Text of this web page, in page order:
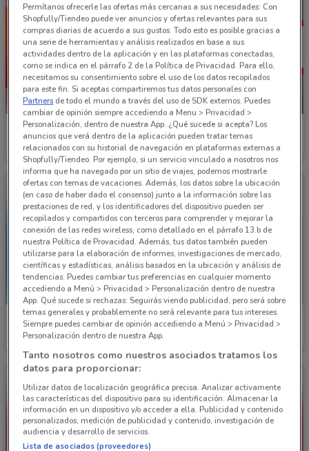
Pirma
Caduca el 30/09 8.5 km
NUEVO
Dportenis
Caduca el 23/08 9.2 km
Decathlon Lacoste
Permítanos ofrecerle las ofertas más cercanas a sus necesidades: Con
Shopfully/Tiendeo puede ver anuncios y ofertas relevantes para sus
compras diarias de acuerdo a sus gustos. Todo esto es posible gracias a
una serie de herramientas y análisis realizados en base a sus
actividades dentro de la aplicación y en las plataformas conectadas,
como se indica en el párrafo 2 de la Política de Privacidad. Para ello,
necesitamos su consentimiento sobre el uso de los datos recopilados
para este fin. Si aceptas compartiremos tus datos personales con
Partners de todo el mundo a través del uso de SDK externos. Puedes
cambiar de opinión siempre accediendo a Menu > Privacidad >
Personalización, dentro de nuestra App. ¿Qué sucede si acepta? Los
anuncios que verá dentro de la aplicación pueden tratar temas
relacionados con su historial de navegación en plataformas externas a
Shopfully/Tiendeo. Por ejemplo, si un servicio vinculado a nosotros nos
informa que ha navegado por un sitio de viajes, podemos mostrarle
ofertas con temas de vacaciones. Además, los datos sobre la ubicación
(en caso de haber dado el consenso) junto a la información sobre las
prestaciones de red, y los identificadores del dispositivo pueden ser
recopilados y compartidos con terceros para comprender y mejorar la
conexión de las redes wireless, como detallado en el párrafo 13.b de
nuestra Política de Provacidad. Además, tus datos también pueden
utilizarse para la elaboración de informes, investigaciones de mercado,
científicas y estadísticas, análisis basados en la ubicación y análisis de
tendencias. Puedes cambiar tus preferencias en cualquier momento
accediendo a Menú > Privacidad > Personalización dentro de nuestra
App. Qué sucede si rechazas: Seguirás viendo publicidad, pero será sobre
temas generales y probablemente no será relevante para tus intereses.
Siempre puedes cambiar de opinión accediendo a Menú > Privacidad >
Personalización dentro de nuestra App.
Tanto nosotros como nuestros asociados tratamos los
datos para proporcionar:
Utilizar datos de localización geográfica precisa. Analizar activamente
las características del dispositivo para su identificación. Almacenar la
información en un dispositivo y/o acceder a ella. Publicidad y contenido
personalizados, medición de publicidad y contenido, investigación de
audiencia y desarrollo de servicios.
Lista de asociados (proveedores)